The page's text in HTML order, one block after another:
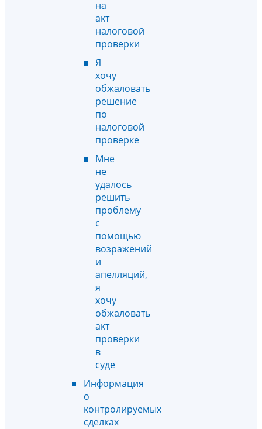
на
акт
налоговой
проверки
Я
хочу
обжаловать
решение
по
налоговой
проверке
Мне
не
удалось
решить
проблему
с
помощью
возражений
и
апелляций,
я
хочу
обжаловать
акт
проверки
в
суде
Информация
о
контролируемых
сделках